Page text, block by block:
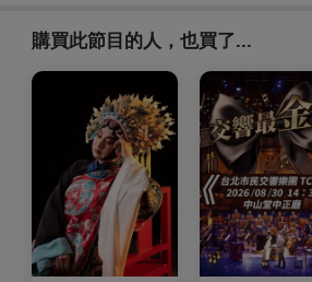
購買此節目的人，也買了...